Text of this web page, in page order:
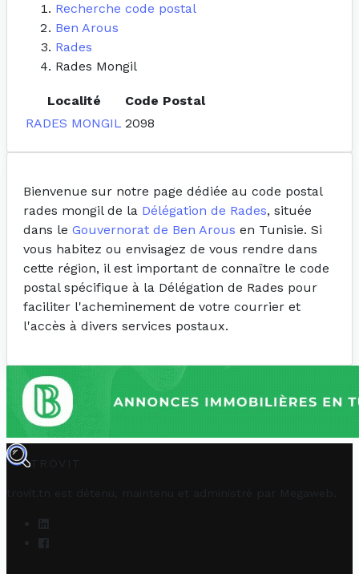
Recherche code postal
Ben Arous
Rades
Rades Mongil
Localité
Code Postal
RADES MONGIL 2098
Bienvenue sur notre page dédiée au code postal
rades mongil de la Délégation de Rades, située
dans le Gouvernorat de Ben Arous en Tunisie. Si
vous habitez ou envisagez de vous rendre dans
cette région, il est important de connaître le code
postal spécifique à la Délégation de Rades pour
faciliter l'acheminement de votre courrier et
l'accès à divers services postaux.
TROVIT
trovit.tn est détenu, maintenu et administré par Megaweb